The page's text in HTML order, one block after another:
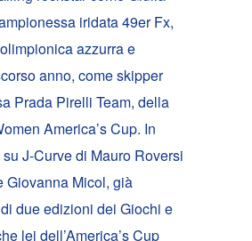
iridata 49er Fx,
azzurra e
anno, come skipper
Prada Pirelli Team, della
America’s Cup. In
J-Curve di Mauro Roversi
Giovanna Micol, già
due edizioni dei Giochi e
lei dell’America’s Cup